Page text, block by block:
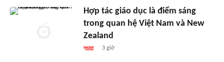
Hợp tác giáo dục là điểm sáng
trong quan hệ Việt Nam và New
Zealand
3 giờ